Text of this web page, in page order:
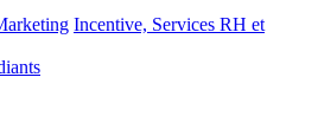
Incentive, Services RH et